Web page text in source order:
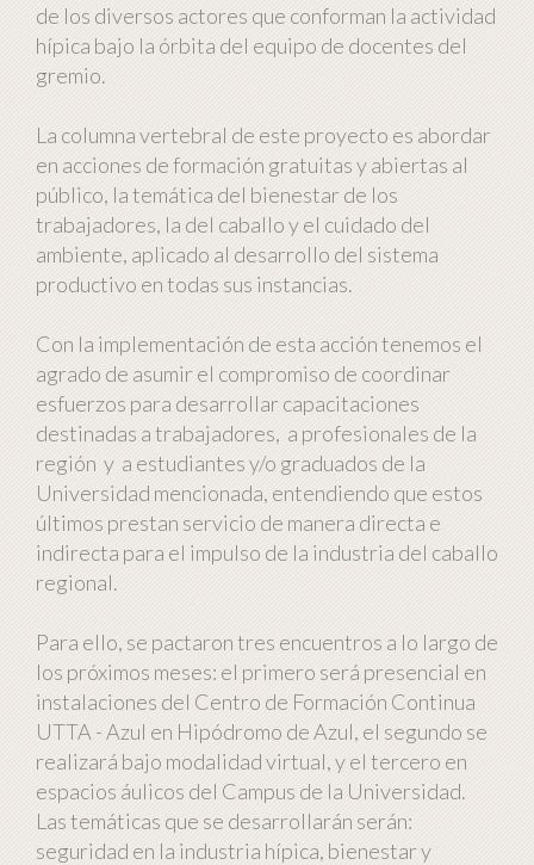
de los diversos actores que conforman la actividad
hípica bajo la órbita del equipo de docentes del
gremio.
La columna vertebral de este proyecto es abordar
en acciones de formación gratuitas y abiertas al
público, la temática del bienestar de los
trabajadores, la del caballo y el cuidado del
ambiente, aplicado al desarrollo del sistema
productivo en todas sus instancias.
Con la implementación de esta acción tenemos el
agrado de asumir el compromiso de coordinar
esfuerzos para desarrollar capacitaciones
destinadas a trabajadores, a profesionales de la
región y a estudiantes y/o graduados de la
Universidad mencionada, entendiendo que estos
últimos prestan servicio de manera directa e
indirecta para el impulso de la industria del caballo
regional.
Para ello, se pactaron tres encuentros a lo largo de
los próximos meses: el primero será presencial en
instalaciones del Centro de Formación Continua
UTTA - Azul en Hipódromo de Azul, el segundo se
realizará bajo modalidad virtual, y el tercero en
espacios áulicos del Campus de la Universidad.
Las temáticas que se desarrollarán serán:
seguridad en la industria hípica, bienestar y